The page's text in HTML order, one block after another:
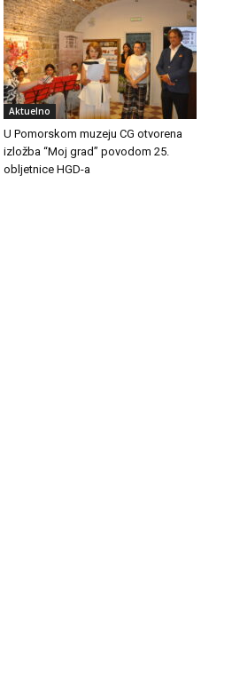
Aktuelno
U Pomorskom muzeju CG otvorena
izložba “Moj grad” povodom 25.
obljetnice HGD-a